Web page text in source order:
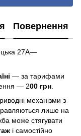
Повернення
27А—
— за тарифами
— 200 грн
механізми з
лише на
може стягувати
і самостійно